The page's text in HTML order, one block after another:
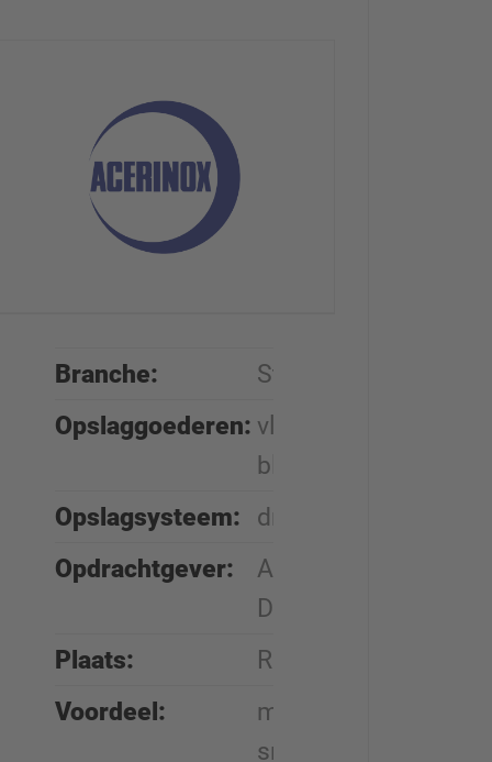
Branche:
Stahl
Opslaggoederen: vlakstaal, blik,
blankstaal
Opslagsysteem:
draagarmstellingen
Opdrachtgever:
Acerinox
Deutschland GmbH
Plaats:
Rottweil (D)
Voordeel:
meer opslagruimte,
snelle